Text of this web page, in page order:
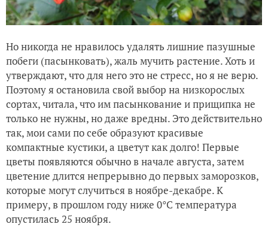
Но никогда не нравилось удалять лишние пазушные
побеги (пасынковать), жаль мучить растение. Хоть и
утверждают, что для него это не стресс, но я не верю.
Поэтому я остановила свой выбор на низкорослых
сортах, читала, что им пасынкование и прищипка не
только не нужны, но даже вредны. Это действительно
так, мои сами по себе образуют красивые
компактные кустики, а цветут как долго! Первые
цветы появляются обычно в начале августа, затем
цветение длится непрерывно до первых заморозков,
которые могут случиться в ноябре-декабре. К
примеру, в прошлом году ниже 0°С температура
опустилась 25 ноября.